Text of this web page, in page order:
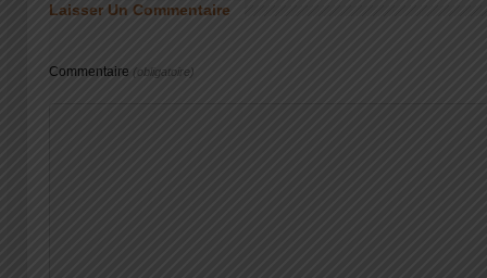
Laisser Un Commentaire
Commentaire (obligatoire)